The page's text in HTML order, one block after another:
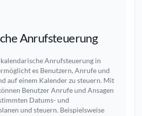
Anrufsteuerung
Anrufsteuerung in
es Benutzern, Anrufe und
auf einem Kalender zu steuern. Mit
Benutzer Anrufe und Ansagen
Datums- und
und steuern. Beispielsweise